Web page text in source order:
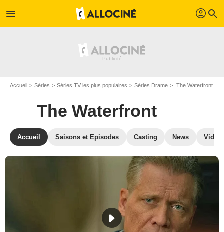
menu profil search
Accueil Séries Séries TV les plus populaires Séries Drame The Waterfront
The Waterfront
Accueil Saisons et Episodes Casting News